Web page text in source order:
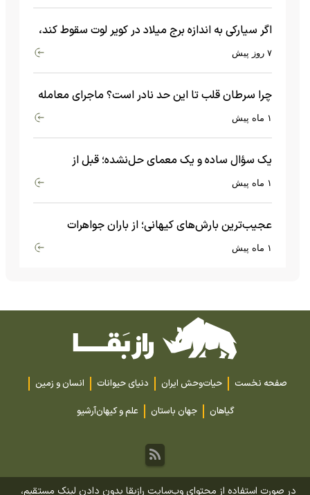
اگر سیارکی به اندازه برج میلاد در کویر لوت سقوط کند،
چه اتفاقی می‌افتد؟
۷ روز پیش
چرا سرطان قلب تا این حد نادر است؟ ماجرای معامله
عجیبی که در بدن اتفاق می‌افتد!۱ ماه پیش
یک سؤال ساده و یک معمای حل‌نشده؛ قبل از
بیگ‌بنگ و آغاز جهان چه چیزی وجود داشت؟۱ ماه پیش
عجیب‌ترین بارش‌های کیهانی؛ از باران جواهرات
گران‌قیمت تا بارش آهن و شیشه۱ ماه پیش
صفحه نخست حیات‌وحش ایران دنیای حیوانات
انسان و زمین
گیاهان
جهان باستان علم و کیهانآرشیو
در صورت استفاده از محتوای وب‌سایت رازبقا بدون دادن لینک مستقیم،